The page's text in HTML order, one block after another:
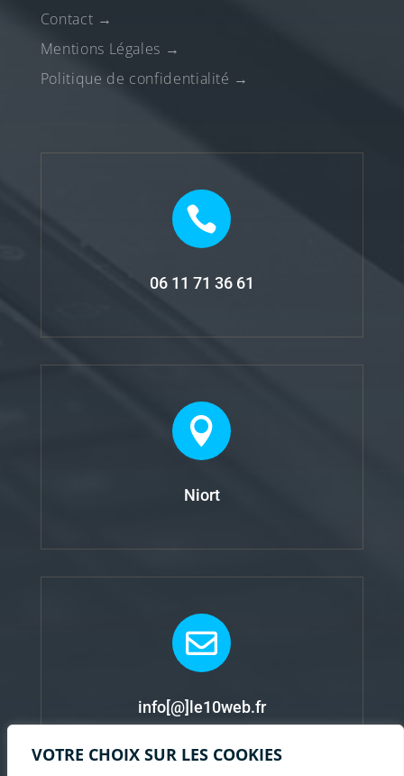
VOTRE CHOIX SUR LES COOKIES
Contact →
Mentions Légales →
Politique de confidentialité →

06 11 71 36 61

Niort

info[@]le10web.fr